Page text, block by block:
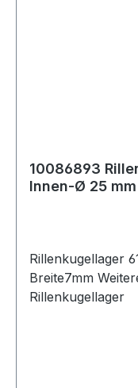
10086893
Innen-Ø 25
Rillenkugellager
Breite7mm Weitere Produkte im Bereich
Rillenkugellager